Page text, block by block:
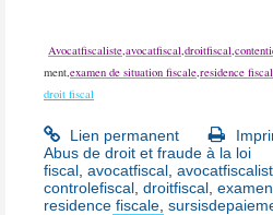
Avocatfiscaliste,avocatfiscal,droitfiscal,
ment,examen de situation fiscale,residence
droit fiscal
Lien permanent
Abus de droit et fraude à la loi
fiscal avocatfiscal
controlefiscal droitfiscal
residence fiscale